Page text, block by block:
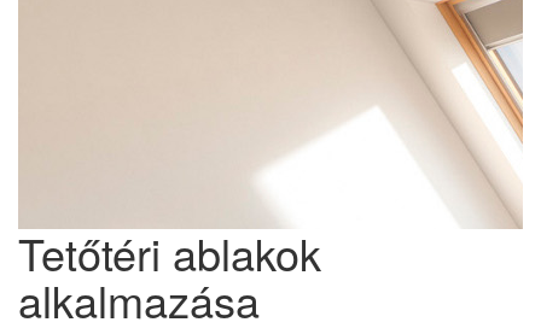
Tetőtéri ablakok
alkalmazása